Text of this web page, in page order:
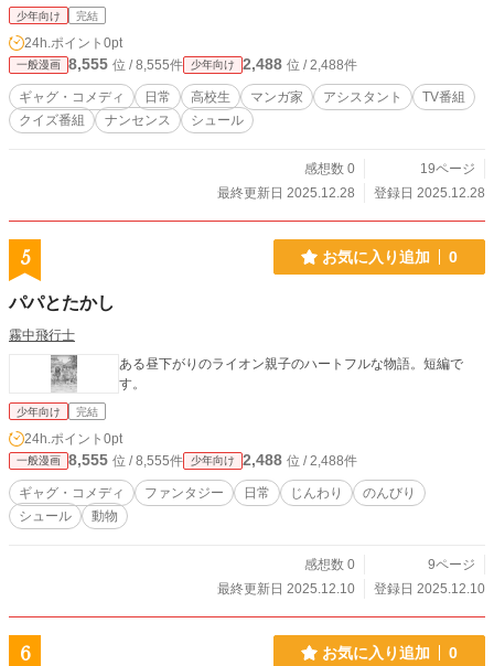
少年向け 完結
24h.ポイント 0pt
一般漫画 8,555 位 / 8,555件 少年向け 2,488 位 / 2,488件
ギャグ・コメディ 日常 高校生 マンガ家 アシスタント
TV番組
クイズ番組
ナンセンス シュール
感想数 0
19ページ
最終更新日 2025.12.28
登録日 2025.12.28
5 お気に入り追加 0
パパとたかし
霧中飛行士
ある昼下がりのライオン親子のハートフルな物語。短編で
す。
少年向け 完結
24h.ポイント 0pt
一般漫画 8,555 位 / 8,555件 少年向け 2,488 位 / 2,488件
ギャグ・コメディ ファンタジー 日常 じんわり
のんびり
シュール
動物
感想数 0
9ページ
最終更新日 2025.12.10
登録日 2025.12.10
6 お気に入り追加 0